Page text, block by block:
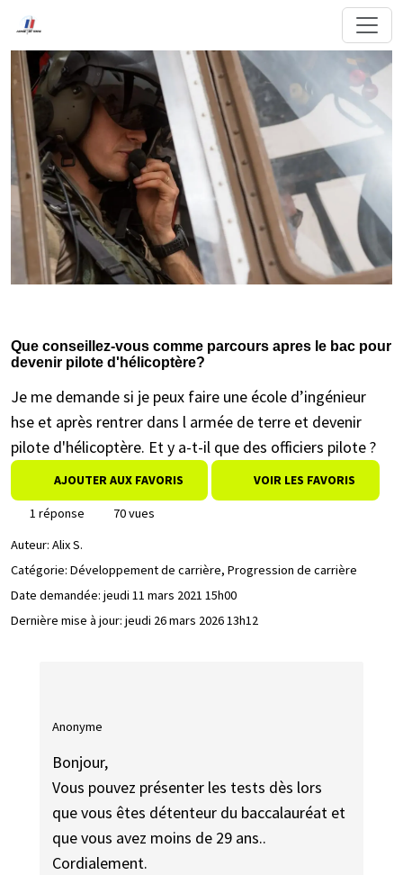
Que conseillez-vous comme parcours apres le bac pour
devenir pilote d'hélicoptère?
Je me demande si je peux faire une école d’ingénieur
hse et après rentrer dans l armée de terre et devenir
pilote d'hélicoptère. Et y a-t-il que des officiers pilote ?
AJOUTER AUX FAVORIS VOIR LES FAVORIS
1 réponse
70 vues
Auteur: Alix S.
Catégorie: Développement de carrière, Progression de carrière
Date demandée: jeudi 11 mars 2021 15h00
Dernière mise à jour: jeudi 26 mars 2026 13h12
Anonyme
Bonjour,
Vous pouvez présenter les tests dès lors
que vous êtes détenteur du baccalauréat et
que vous avez moins de 29 ans..
Cordialement.